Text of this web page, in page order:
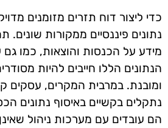
כדי ליצור דוח תזרים מזומנים
נתונים פיננסיים ממקורות שונים.
מידע על הכנסות והוצאות, כמו גם
הנתונים הללו חייבים להיות
ומובנת. במרבית המקרים, עסקים
נתקלים בקשיים באיסוף נתונים
הם עובדים עם מערכות ניהול